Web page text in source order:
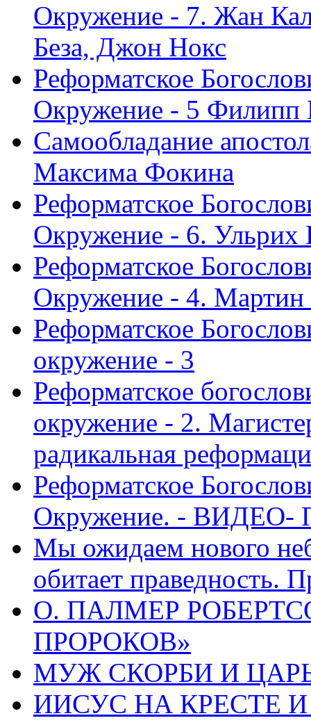
Окружение - 7. Жан
Беза, Джон Нокс
Реформатское
Окружение - 5 Филипп
Самообладание
Максима Фокина
Реформатское
Окружение - 6. Ульрих
Реформатское
Окружение - 4.
Реформатское
окружение - 3
Реформатское
окружение - 2.
радикальная
Реформатское
Окружение. - ВИДЕО-
Мы ожидаем нового
обитает праведность.
О. ПАЛМЕР
ПРОРОКОВ»
МУЖ СКОРБИ И ЦАРЬ
ИИСУС НА КРЕСТЕ